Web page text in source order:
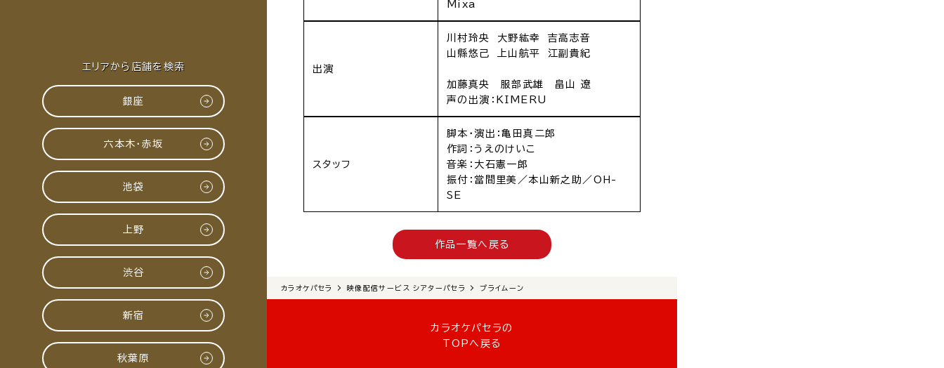
エリアから店舗を検索
銀座
六本木・赤坂
池袋
上野
渋谷
新宿
秋葉原
Mixa
出演
川村玲央 大野紘幸 吉高志音
山縣悠己 上山航平 江副貴紀
加藤真央 服部武雄 畠山 遼
声の出演：KIMERU
スタッフ
脚本・演出：亀田真二郎
作詞：うえのけいこ
音楽：大石憲一郎
振付：當間里美／本山新之助／OH-
SE
作品一覧へ戻る
カラオケパセラ 映像配信サービス シアターパセラ プライムーン
カラオケパセラの
TOPへ戻る